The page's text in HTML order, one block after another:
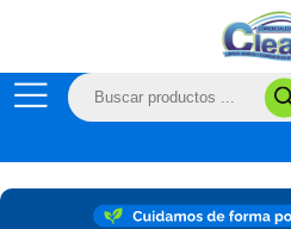
contenido
Búsqueda
de